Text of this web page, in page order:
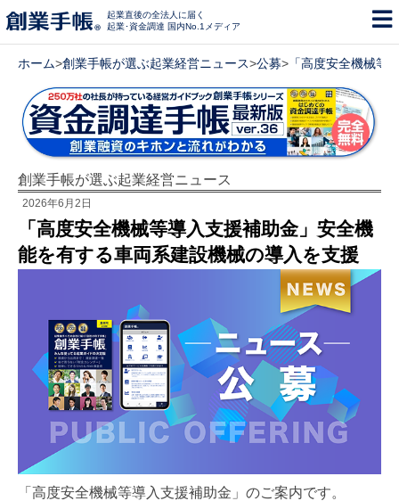
起業直後の全法人に届く
起業･資金調達 国内No.1メディア
ホーム>創業手帳が選ぶ起業経営ニュース>公募> 「高度安全機械等
創業手帳が選ぶ起業経営ニュース
2026年6月2日
「高度安全機械等導入支援補助金」安全機
能を有する車両系建設機械の導入を支援
「高度安全機械等導入支援補助金」のご案内です。